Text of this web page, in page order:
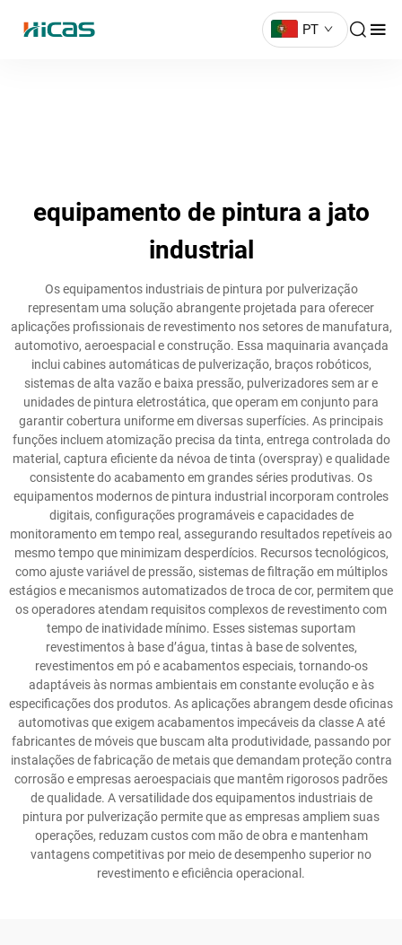
PT
equipamento de pintura a jato
industrial
Os equipamentos industriais de pintura por pulverização
representam uma solução abrangente projetada para oferecer
aplicações profissionais de revestimento nos setores de manufatura,
automotivo, aeroespacial e construção. Essa maquinaria avançada
inclui cabines automáticas de pulverização, braços robóticos,
sistemas de alta vazão e baixa pressão, pulverizadores sem ar e
unidades de pintura eletrostática, que operam em conjunto para
garantir cobertura uniforme em diversas superfícies. As principais
funções incluem atomização precisa da tinta, entrega controlada do
material, captura eficiente da névoa de tinta (overspray) e qualidade
consistente do acabamento em grandes séries produtivas. Os
equipamentos modernos de pintura industrial incorporam controles
digitais, configurações programáveis e capacidades de
monitoramento em tempo real, assegurando resultados repetíveis ao
mesmo tempo que minimizam desperdícios. Recursos tecnológicos,
como ajuste variável de pressão, sistemas de filtração em múltiplos
estágios e mecanismos automatizados de troca de cor, permitem que
os operadores atendam requisitos complexos de revestimento com
tempo de inatividade mínimo. Esses sistemas suportam
revestimentos à base d’água, tintas à base de solventes,
revestimentos em pó e acabamentos especiais, tornando-os
adaptáveis às normas ambientais em constante evolução e às
especificações dos produtos. As aplicações abrangem desde oficinas
automotivas que exigem acabamentos impecáveis da classe A até
fabricantes de móveis que buscam alta produtividade, passando por
instalações de fabricação de metais que demandam proteção contra
corrosão e empresas aeroespaciais que mantêm rigorosos padrões
de qualidade. A versatilidade dos equipamentos industriais de
pintura por pulverização permite que as empresas ampliem suas
operações, reduzam custos com mão de obra e mantenham
vantagens competitivas por meio de desempenho superior no
revestimento e eficiência operacional.